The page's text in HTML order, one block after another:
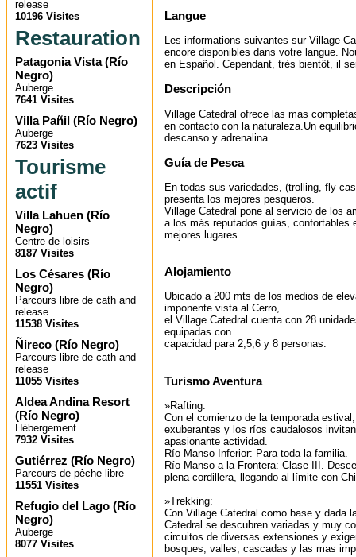
release
10196 Visites
Restauration
Patagonia Vista(Río
Negro)
Auberge
7641 Visites
Villa Pañil (Río Negro)
Auberge
7623 Visites
Tourisme
actif
Villa Lahuen (Río
Negro)
Centre de loisirs
8187 Visites
Los Césares (Río
Negro)
Parcours libre de cath and
release
11538 Visites
Ñireco (Río Negro)
Parcours libre de cath and
release
11055 Visites
Aldea Andina Resort
(Río Negro)
Hébergement
7932 Visites
Gutiérrez (Río Negro)
Parcours de pêche libre
11551 Visites
Refugio del Lago (Río
Negro)
Auberge
8077 Visites
Langue
Les informations suivantes sur Village
encore disponibles dans votre langue.
en Español. Cependant, très bientôt, il
Descripción
Village Catedral ofrece las mas
en contacto con la naturaleza.Un
descanso y adrenalina
Guía de Pesca
En todas sus variedades, (trolling, fly
presenta los mejores pesqueros.
Village Catedral pone al servicio de los
a los más reputados guías, confortables
mejores lugares.
Alojamiento
Ubicado a 200 mts de los medios de
imponente vista al Cerro,
el Village Catedral cuenta con 28
equipadas con
capacidad para 2,5,6 y 8 personas.
Turismo Aventura
»Rafting:
Con el comienzo de la temporada
exuberantes y los ríos caudalosos
apasionante actividad.
Río Manso Inferior: Para toda la familia.
Río Manso a la Frontera: Clase III.
plena cordillera, llegando al límite con
»Trekking:
Con Village Catedral como base y dada
Catedral se descubren variadas y muy
circuitos de diversas extensiones y
bosques, valles, cascadas y las mas